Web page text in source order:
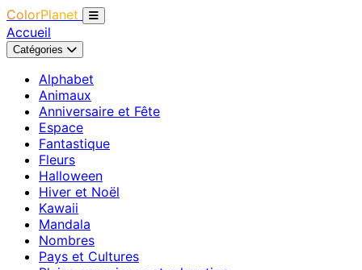
ColorPlanet
Accueil
Catégories
Alphabet
Animaux
Anniversaire et Fête
Espace
Fantastique
Fleurs
Halloween
Hiver et Noël
Kawaii
Mandala
Nombres
Pays et Cultures